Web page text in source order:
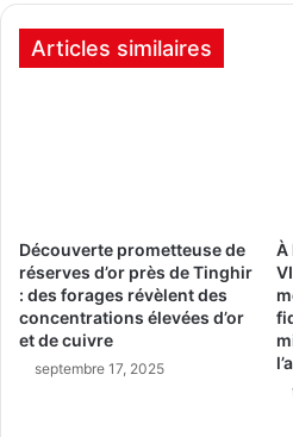
Articles similaires
Découverte prometteuse de
réserves d’or près de Tinghir
: des forages révèlent des
concentrations élevées d’or
et de cuivre
septembre 17, 2025
À